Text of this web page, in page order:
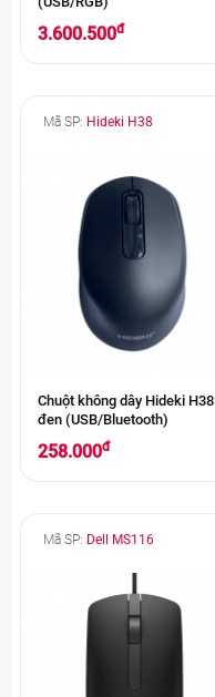
3.600.500đ
Mã SP: Hideki H38
Chuột không dây Hideki H38
đen (USB/Bluetooth)
258.000đ
Mã SP: Dell MS116